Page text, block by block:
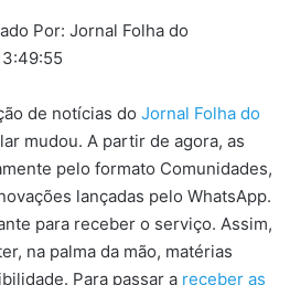
Por: Jornal Folha do
de notícias do Jornal Folha do
mudou. A partir de agora, as
pelo formato Comunidades,
lançadas pelo WhatsApp.
para receber o serviço. Assim,
na palma da mão, matérias
Para passar a receber as